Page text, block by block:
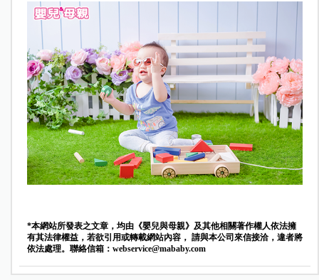
*本網站所發表之文章，均由《嬰兒與母親》及其他相關著作權人依法擁
有其法律權益，若欲引用或轉載網站內容， 請與本公司來信接洽，違者將
依法處理。聯絡信箱： webservice@mababy.com